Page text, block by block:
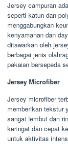
Jersey campuran
seperti katun dan
menggabungkan
kenyamanan dan
ditawarkan oleh
berbagai jenis
pakaian bersepeda
Jersey Microfiber
Jersey microfiber
memberikan tekstur
sangat lembut dan
keringat dan cepat
untuk aktivitas